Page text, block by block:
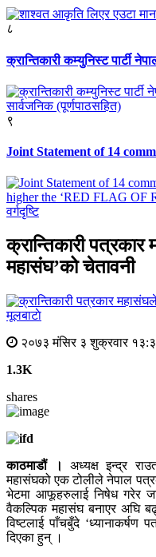
८
क्रान्तिकारी कम्युनिस्ट पार्टी
९
Joint Statement of 14
वर्गदृष्टि
क्रान्तिकारी
महासंघ’को चेतावनी
मूलबाटाे
२०७३ मंसिर ३ शुक्रवार
1.3K
shares
काठमाडौं ।
अध्यक्ष इन्द्र
महासंघको एक टोलीले नेपाल
भेटमा आफूहरुलाई निषेध गरेर
वैकल्पिक महासंघ बनाएर अघि
विष्टलाई पाँचबुँदे ‘ध्यानाकर्षण
दिएका हुन् ।